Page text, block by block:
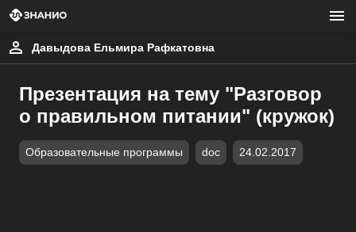
Давыдова Ельмира Рафкатовна
Презентация на тему "Разговор
о правильном питании" (кружок)
Образовательные программы doc 24.02.2017